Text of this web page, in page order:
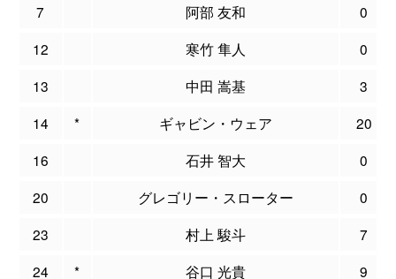
7
阿部 友和
0
12
寒竹 隼人
0
13
中田 嵩基
3
14
* ギャビン・ウェア
20
16
石井 智大
0
20
グレゴリー・スローター
0
23
村上 駿斗
7
24
* 谷口 光貴 9